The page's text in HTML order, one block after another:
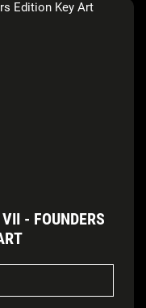
- FOUNDERS